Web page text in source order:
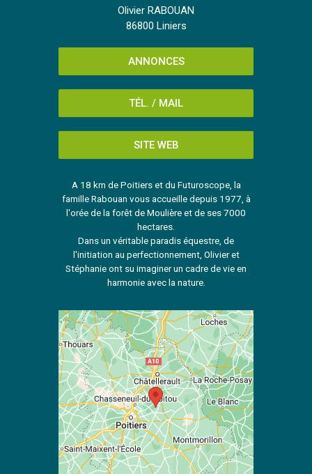
Olivier RABOUAN
86800 Liniers
ANNONCES
TÉL. / MAIL
SITE WEB
A 18 km de Poitiers et du Futuroscope, la
famille Rabouan vous accueille depuis 1977, à
l'orée de la forêt de Moulière et de ses 7000
hectares.
Dans un véritable paradis équestre, de
l'initiation au perfectionnement, Olivier et
Stéphanie ont su imaginer un cadre de vie en
harmonie avec la nature.